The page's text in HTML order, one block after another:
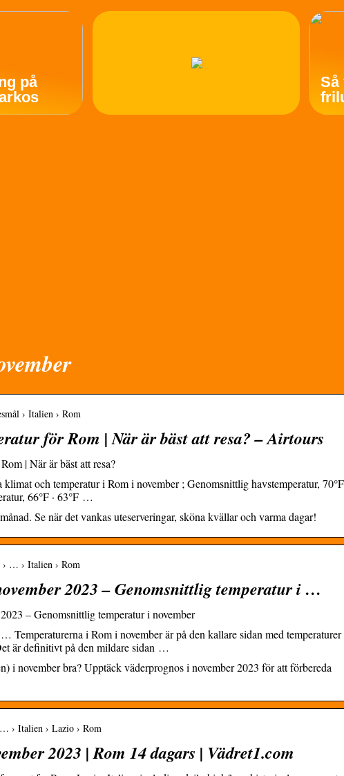
på
Så
› Italien › Rom
för Rom | När är bäst att resa? – Airtours
| När är bäst att resa?
klimat och temperatur i Rom i november ; Genomsnittlig havstemperatur, 70°F
66°F · 63°F …
Se när det vankas uteserveringar, sköna kvällar och varma dagar!
› … › Italien › Rom
2023 – Genomsnittlig temperatur i …
– Genomsnittlig temperatur i november
Temperaturerna i Rom i november är på den kallare sidan med temperaturer
är definitivt på den mildare sidan …
i november bra? Upptäck väderprognos i november 2023 för att förbereda
› Italien › Lazio › Rom
2023 | Rom 14 dagars | Vädret1.com